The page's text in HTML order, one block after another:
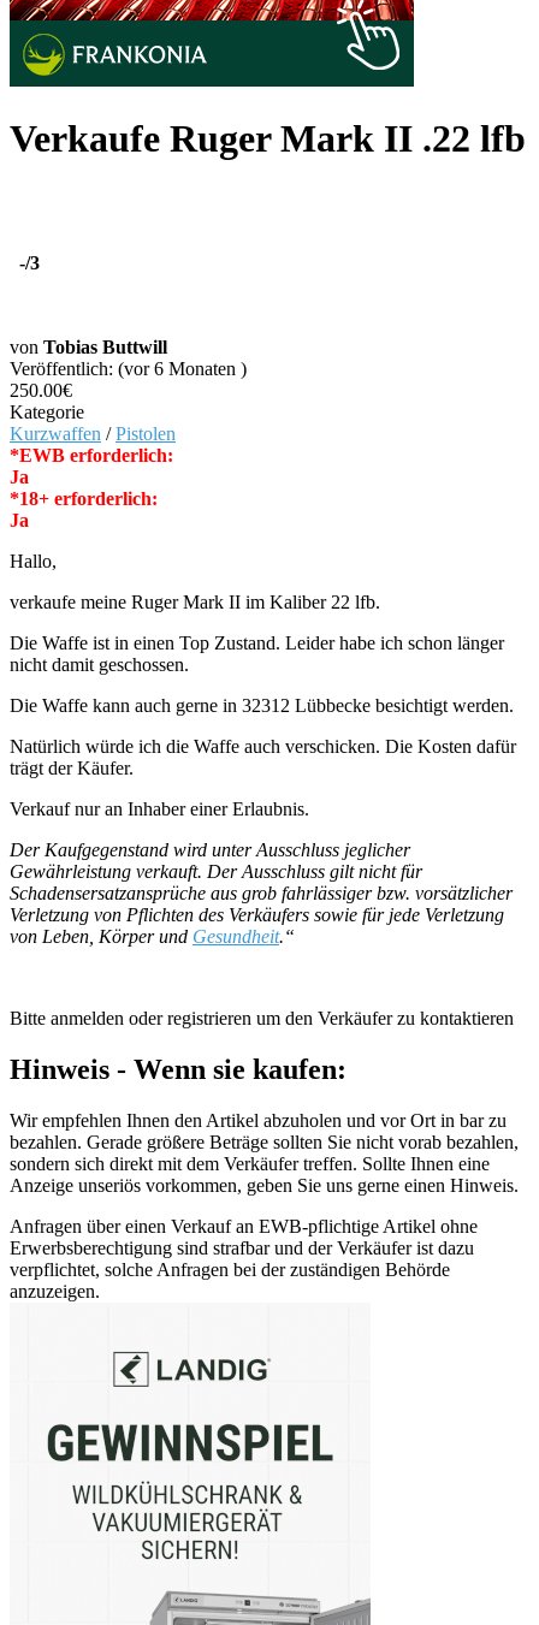
Verkaufe Ruger Mark II .22 lfb
-/3
von Tobias Buttwill
Veröffentlich: (vor 6 Monaten )
250.00€
Kategorie
Kurzwaffen /Pistolen
*EWB erforderlich:
Ja
*18+ erforderlich:
Ja
Hallo,
verkaufe meine Ruger Mark II im Kaliber 22 lfb.
Die Waffe ist in einen Top Zustand. Leider habe ich schon länger
nicht damit geschossen.
Die Waffe kann auch gerne in 32312 Lübbecke besichtigt werden.
Natürlich würde ich die Waffe auch verschicken. Die Kosten dafür
trägt der Käufer.
Verkauf nur an Inhaber einer Erlaubnis.
Der Kaufgegenstand wird unter Ausschluss jeglicher
Gewährleistung verkauft. Der Ausschluss gilt nicht für
Schadensersatzansprüche aus grob fahrlässiger bzw. vorsätzlicher
Verletzung von Pflichten des Verkäufers sowie für jede Verletzung
von Leben, Körper und Gesundheit.“
Bitte anmelden oder registrieren um den Verkäufer zu kontaktieren
Hinweis - Wenn sie kaufen:
Wir empfehlen Ihnen den Artikel abzuholen und vor Ort in bar zu
bezahlen. Gerade größere Beträge sollten Sie nicht vorab bezahlen,
sondern sich direkt mit dem Verkäufer treffen. Sollte Ihnen eine
Anzeige unseriös vorkommen, geben Sie uns gerne einen Hinweis.
Anfragen über einen Verkauf an EWB-pflichtige Artikel ohne
Erwerbsberechtigung sind strafbar und der Verkäufer ist dazu
verpflichtet, solche Anfragen bei der zuständigen Behörde
anzuzeigen.